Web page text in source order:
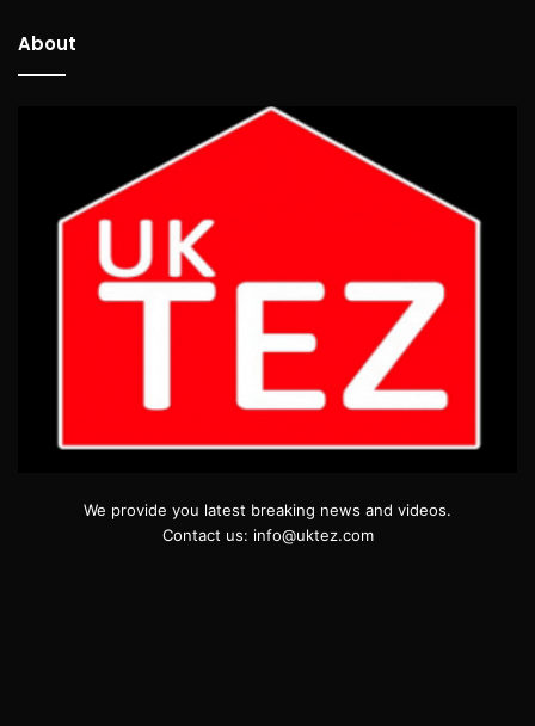
About
We provide you latest breaking news and videos.
Contact us: info@uktez.com